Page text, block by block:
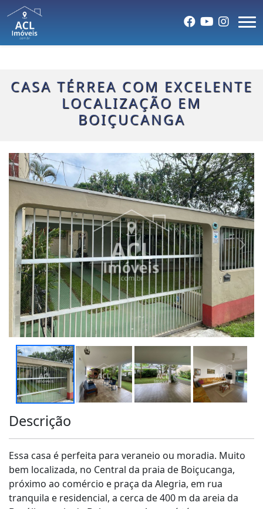
CASA TÉRREA COM EXCELENTE
LOCALIZAÇÃO EM
BOIÇUCANGA
Descrição
Essa casa é perfeita para veraneio ou moradia. Muito
bem localizada, no Central da praia de Boiçucanga,
próximo ao comércio e praça da Alegria, em rua
tranquila e residencial, a cerca de 400 m da areia da